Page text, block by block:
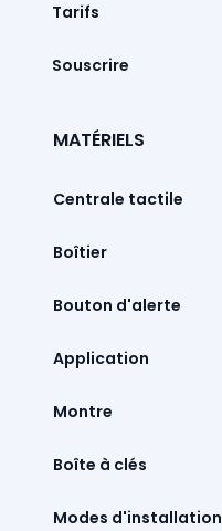
Tarifs
Souscrire
MATÉRIELS
Centrale tactile
Boîtier
Bouton d'alerte
Montre
Boîte à clés
Modes d'installation